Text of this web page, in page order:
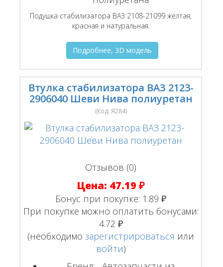
Подушка стабилизатора ВАЗ 2108-21099 желтая,
красная и натуральная.
Подробнее, 3D модель
Втулка стабилизатора ВАЗ 2123-
2906040 Шеви Нива полиуретан
(Код: Я284)
Отзывов (0)
Цена: 47.19 ₽
Бонус при покупке: 1.89 ₽
При покупке можно оплатить бонусами:
4.72 ₽
(необходимозарегистрироваться или
войти)